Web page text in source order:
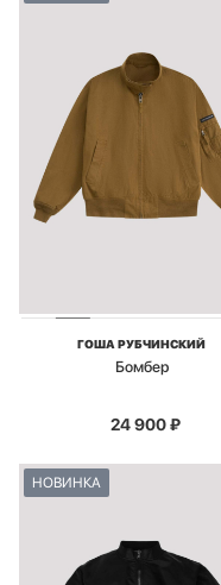
ГОША РУБЧИНСКИЙ
Бомбер
24 900₽
НОВИНКА